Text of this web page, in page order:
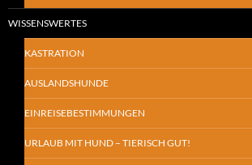
WISSENSWERTES
KASTRATION
AUSLANDSHUNDE
EINREISEBESTIMMUNGEN
URLAUB MIT HUND – TIERISCH GUT!